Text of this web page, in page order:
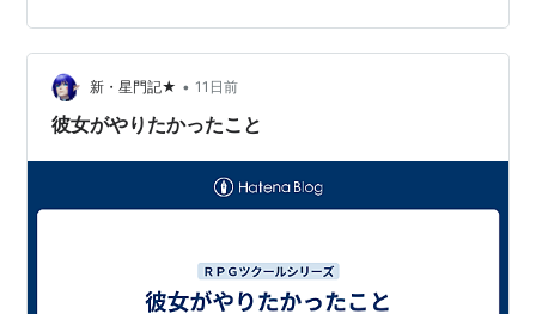
新・星門記★ • 11日前
彼女がやりたかったこと